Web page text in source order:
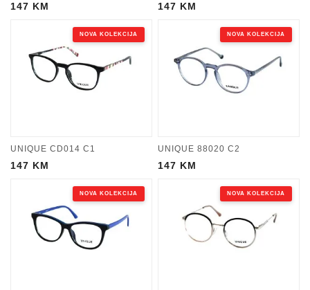
147 KM 147 KM
NOVA KOLEKCIJA
UNIQUE CD014 C1
147 KM
NOVA KOLEKCIJA
UNIQUE 88020 C2
147 KM
NOVA KOLEKCIJA NOVA KOLEKCIJA